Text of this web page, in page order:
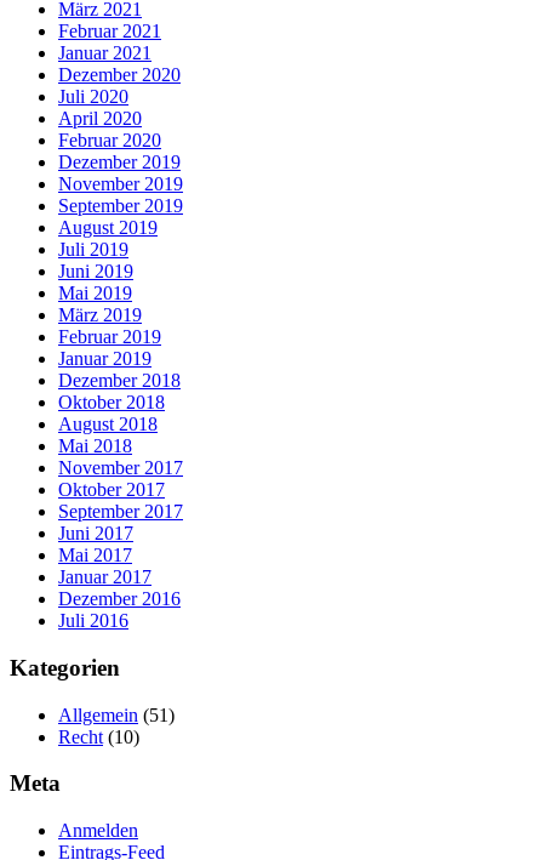
März 2021
Februar 2021
Januar 2021
Dezember 2020
Juli 2020
April 2020
Februar 2020
Dezember 2019
November 2019
September 2019
August 2019
Juli 2019
Juni 2019
Mai 2019
März 2019
Februar 2019
Januar 2019
Dezember 2018
Oktober 2018
August 2018
Mai 2018
November 2017
Oktober 2017
September 2017
Juni 2017
Mai 2017
Januar 2017
Dezember 2016
Juli 2016
Kategorien
Allgemein (51)
Recht (10)
Meta
Anmelden
Eintrags-Feed